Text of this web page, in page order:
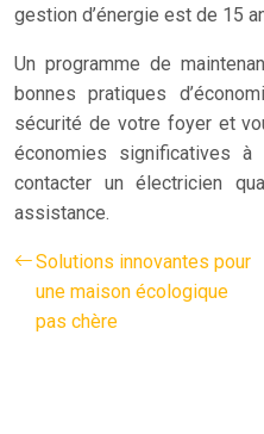
gestion d’énergie est de 15
Un programme de
bonnes pratiques
sécurité de votre foyer et
économies significatives
contacter un électricien
assistance.
Solutions innovantes pour
une maison écologique
pas chère